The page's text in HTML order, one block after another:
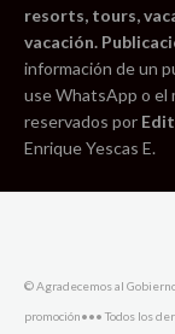
resorts, tours,
vacación.
información de un
use WhatsApp o el
reservados por
Enrique Yescas E.
© Agradecemos al
promoción••• Todos los